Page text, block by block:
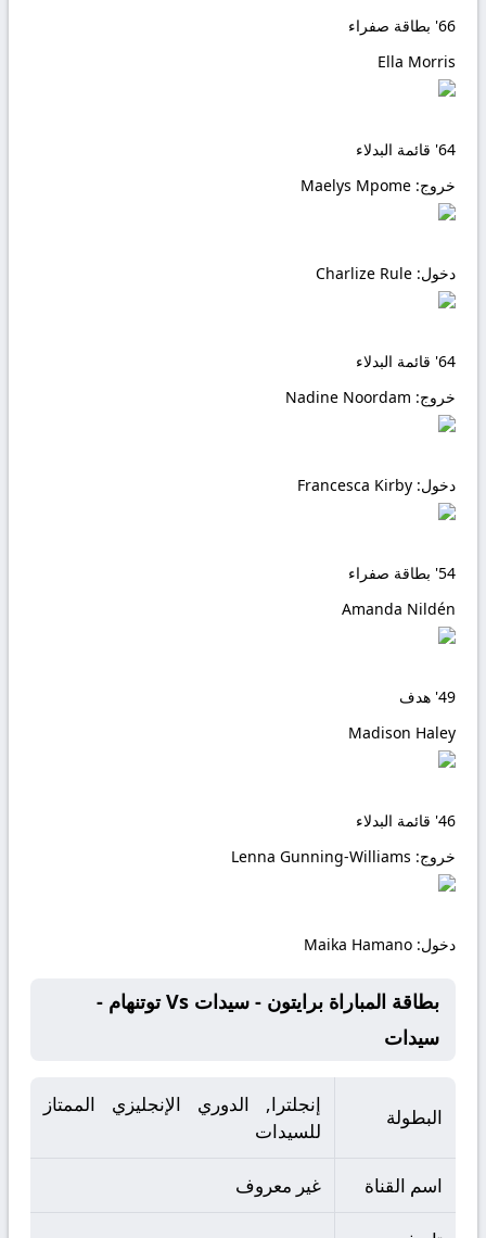
66' بطاقة صفراء
Ella Morris
64' قائمة البدلاء
خروج:
دخول:
64' قائمة البدلاء
خروج:
دخول:
54' بطاقة صفراء
Amanda Nildén
49' هدف
Madison Haley
46' قائمة البدلاء
خروج:
دخول:
بطاقة المباراة برايتون - سيدات Vs توتنهام -
سيدات
البطولة
إنجلترا, الدوري الإنجليزي الممتاز
للسيدات
اسم القناة غير معروف